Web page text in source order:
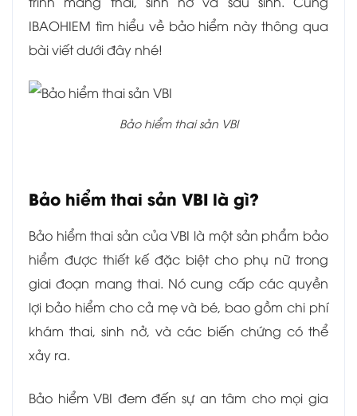
IBAOHIEM tìm hiểu về bảo hiểm này thông qua
bài viết dưới đây nhé!
Bảo hiểm thai sản VBI
Bảo hiểm thai sản VBI là gì?
Bảo hiểm thai sản của VBI là một sản phẩm bảo
hiểm được thiết kế đặc biệt cho phụ nữ trong
giai đoạn mang thai. Nó cung cấp các quyền
lợi bảo hiểm cho cả mẹ và bé, bao gồm chi phí
khám thai, sinh nở, và các biến chứng có thể
xảy ra.
Bảo hiểm VBI đem đến sự an tâm cho mọi gia